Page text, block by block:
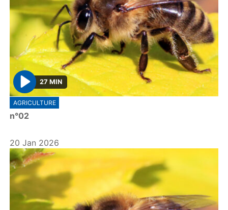
P
l
a
27 MIN
AGRICULTURE
n°02
20 Jan 2026